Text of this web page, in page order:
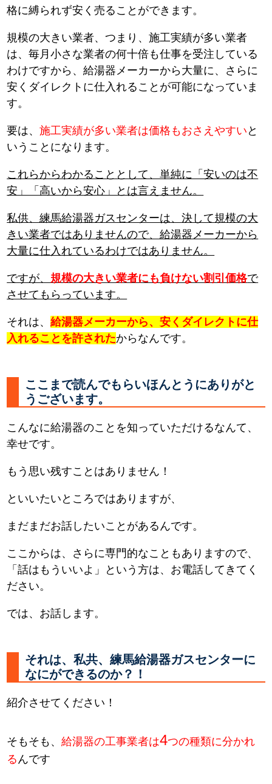
格に縛られず安く売ることができます。
規模の大きい業者、つまり、施工実績が多い業者
は、毎月小さな業者の何十倍も仕事を受注している
わけですから、給湯器メーカーから大量に、さらに
安くダイレクトに仕入れることが可能になっていま
す。
要は、施工実績が多い業者は価格もおさえやすい と
いうことになります。
これらからわかることとして、単純に「安いのは不
安」「高いから安心」とは言えません。
私供、練馬給湯器ガスセンターは、決して規模の大
きい業者ではありませんので、給湯器メーカーから
大量に仕入れているわけではありません。
ですが、 規模の大きい業者にも負けない割引価格で
させてもらっています。
それは、給湯器メーカーから、安くダイレクトに仕
入れることを許されたからなんです。
ここまで読んでもらいほんとうにありがと
うございます。
こんなに給湯器のことを知っていただけるなんて、
幸せです。
もう思い残すことはありません！
といいたいところではありますが、
まだまだお話したいことがあるんです。
ここからは、さらに専門的なこともありますので、
「話はもういいよ」という方は、お電話してきてく
ださい。
では、お話します。
それは、私共、練馬給湯器ガスセンターに
なにができるのか？！
紹介させてください！
そもそも、給湯器の工事業者は4つの種類に分かれ
る んです